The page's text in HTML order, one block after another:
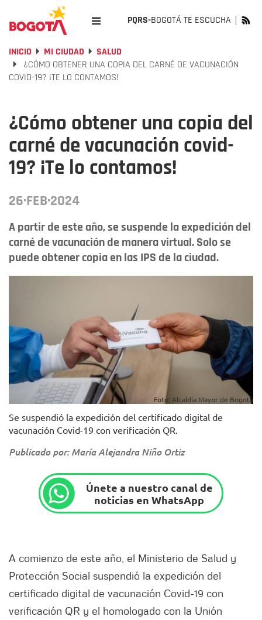
PQRS-BOGOTÁ TE ESCUCHA
INICIO MI CIUDAD
SALUD
¿CÓMO OBTENER UNA COPIA DEL CARNÉ DE VACUNACIÓN
COVID-19? ¡TE LO CONTAMOS!
¿Cómo obtener una copia del
carné de vacunación covid-
19? ¡Te lo contamos!
26·FEB·2024
A partir de este año, se suspende la expedición del
carné de vacunación de manera virtual. Solo se
puede obtener copia en las IPS de la ciudad.
Foto: Alcaldía Mayor de Bogotá
Se suspendió la expedición del certificado digital de
vacunación Covid-19 con verificación QR.
Publicado por: María Alejandra Niño Ortiz
Únete a nuestro canal de
noticias en WhatsApp
A comienzo de este año, el Ministerio de Salud y
Protección Social suspendió la expedición del
certificado digital de vacunación Covid-19 con
verificación QR y el homologado con la Unión